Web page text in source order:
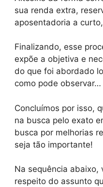
sua renda extra,
aposentadoria a
Finalizando, esse
expõe a objetiva e
do que foi abordado
como pode observar…
Concluímos por isso,
na busca pelo exato
busca por melhorias
seja tão importante!
Na sequência abaixo,
respeito do assunto